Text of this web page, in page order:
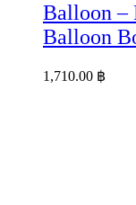
Balloon –
Balloon
1,710.00 ฿